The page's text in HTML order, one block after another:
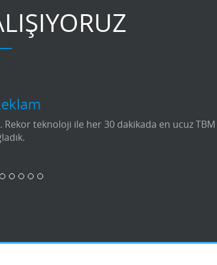
teknoloji ile her 30 dakikada en ucuz